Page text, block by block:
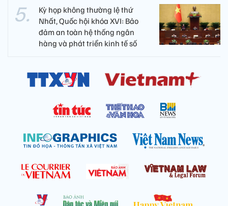
Kỳ họp không thường lệ thứ
Nhất, Quốc hội khóa XVI: Bảo
đảm an toàn hệ thống ngân
hàng và phát triển kinh tế số